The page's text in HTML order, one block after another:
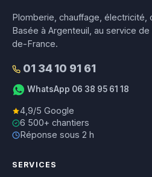
Plomberie, chauffage, électricité,
Basée à Argenteuil, au service de
de-France.
01 34 10 91 61
WhatsApp 06 38 95 61 18
4,9/5 Google
6 500+ chantiers
Réponse sous 2 h
SERVICES